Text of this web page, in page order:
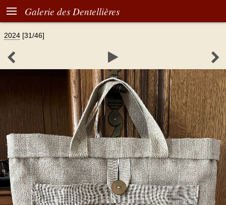
 Galerie des Dentellières
2024 [31/46]
  